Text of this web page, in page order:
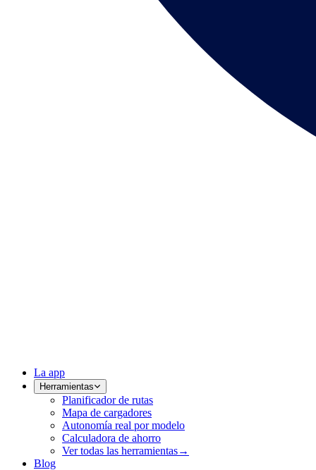
La app
Herramientas
Planificador de rutas
Mapa de cargadores
Autonomía real por modelo
Calculadora de ahorro
Ver todas las herramientas→
Blog